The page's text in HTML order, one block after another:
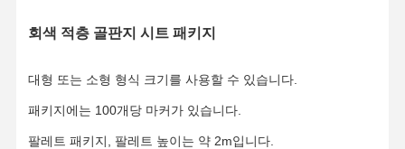
오프셋지
회색 적층 골판지 시트 패키지
대형 또는 소형 형식 크기를 사용할 수 있습니다.
패키지에는 100개당 마커가 있습니다.
팔레트 패키지, 팔레트 높이는 약 2m입니다.